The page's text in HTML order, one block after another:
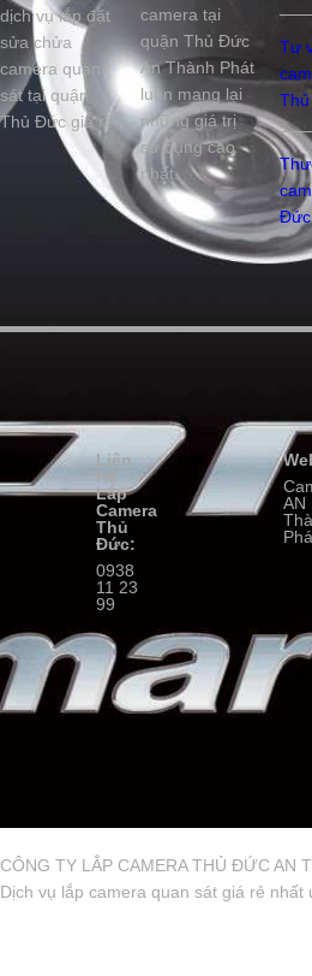
dịch vụ lắp đặt
sửa chửa
camera quan
sát tại quận
Thủ Đức giá rẻ
camera tại
quận Thủ Đức
An Thành Phát
luôn mang lại
những giá trị
sử dụng cao
nhất.
Tư
Đức
Liên
Hệ
Lắp
Camera
Thủ
Đức:
0938
11 23
99
AN
CÔNG TY LẮP CAMERA THỦ ĐỨC AN
Dịch vụ lắp camera quan sát giá rẻ